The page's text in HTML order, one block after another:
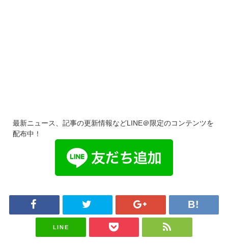
最新ニュース、記事の更新情報などLINE＠限定のコンテンツを
配布中！
LINE